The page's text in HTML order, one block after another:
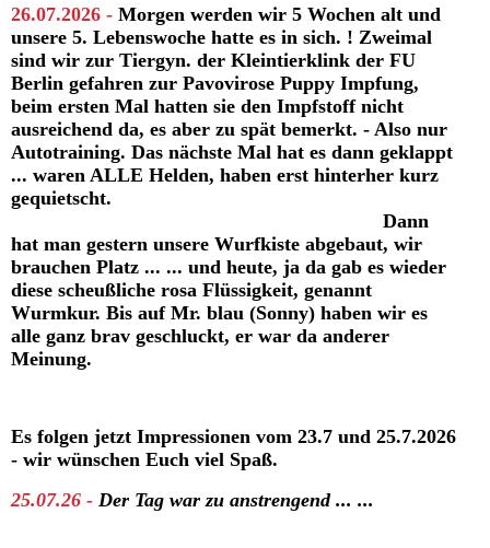
26.07.2026 - Morgen werden wir 5 Wochen alt und
unsere 5. Lebenswoche hatte es in sich. ! Zweimal
sind wir zur Tiergyn. der Kleintierklink der FU
Berlin gefahren zur Pavovirose Puppy Impfung,
beim ersten Mal hatten sie den Impfstoff nicht
ausreichend da, es aber zu spät bemerkt. - Also nur
Autotraining. Das nächste Mal hat es dann geklappt
... waren ALLE Helden, haben erst hinterher kurz
gequietscht.
Dann
hat man gestern unsere Wurfkiste abgebaut, wir
brauchen Platz ... ... und heute, ja da gab es wieder
diese scheußliche rosa Flüssigkeit, genannt
Wurmkur. Bis auf Mr. blau (Sonny) haben wir es
alle ganz brav geschluckt, er war da anderer
Meinung.
Es folgen jetzt Impressionen vom 23.7 und 25.7.2026
- wir wünschen Euch viel Spaß.
25.07.26 - Der Tag war zu anstrengend ... ...